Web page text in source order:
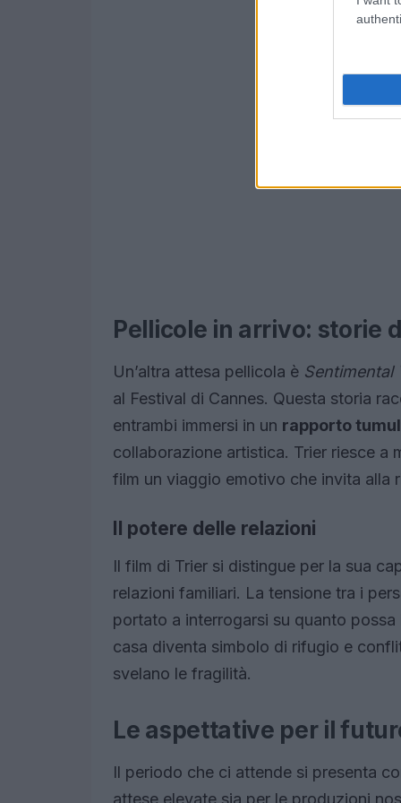
Pellicole in arrivo: storie
Un’altra attesa pellicola è Sentimental
al Festival di Cannes. Questa storia
entrambi immersi in un rapporto
collaborazione artistica. Trier riesce a
film un viaggio emotivo che invita alla
Il potere delle relazioni
Il film di Trier si distingue per la sua
relazioni familiari. La tensione tra i
portato a interrogarsi su quanto
casa diventa simbolo di rifugio e
svelano le fragilità.
Le aspettative per il
Il periodo che ci attende si presenta